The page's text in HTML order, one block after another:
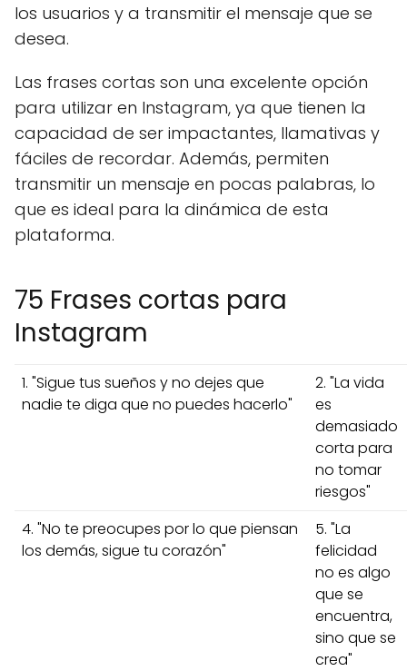
los usuarios y a transmitir el mensaje que se
desea.
Las frases cortas son una excelente opción
para utilizar en Instagram, ya que tienen la
capacidad de ser impactantes, llamativas y
fáciles de recordar. Además, permiten
transmitir un mensaje en pocas palabras, lo
que es ideal para la dinámica de esta
plataforma.
75 Frases cortas para
Instagram
1. "Sigue tus sueños y no dejes que
nadie te diga que no puedes hacerlo"
2. "La vida
es
demasiado
corta para
no tomar
riesgos"
4. "No te preocupes por lo que piensan
los demás, sigue tu corazón"
5. "La
felicidad
no es algo
que se
encuentra,
sino que se
crea"